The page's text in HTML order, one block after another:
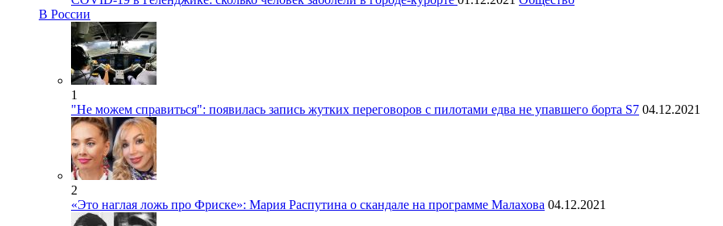
В России
1
"Не можем справиться": появилась запись жутких переговоров с пилотами едва не упавшего борта S7 04.12.2021
2
«Это наглая ложь про Фриске»: Мария Распутина о скандале на программе Малахова 04.12.2021